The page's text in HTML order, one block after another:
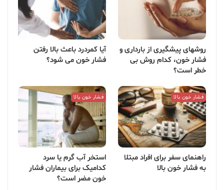
روشهای پیشگیری از بارداری و
فشار خون، کدام روش بی
خطر است؟
آیا کمردرد باعث بالا رفتن
فشار خون می شود؟
فشار خون بالا
راهنمای سفر برای افراد مبتلا
به فشار خون بالا
فشار خون بالا
استخر آب گرم یا سرد
کدامیک برای بیماران فشار
خون مضر است؟